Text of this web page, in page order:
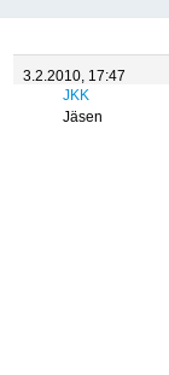
3.2.2010, 17:47
JKK
Jäsen